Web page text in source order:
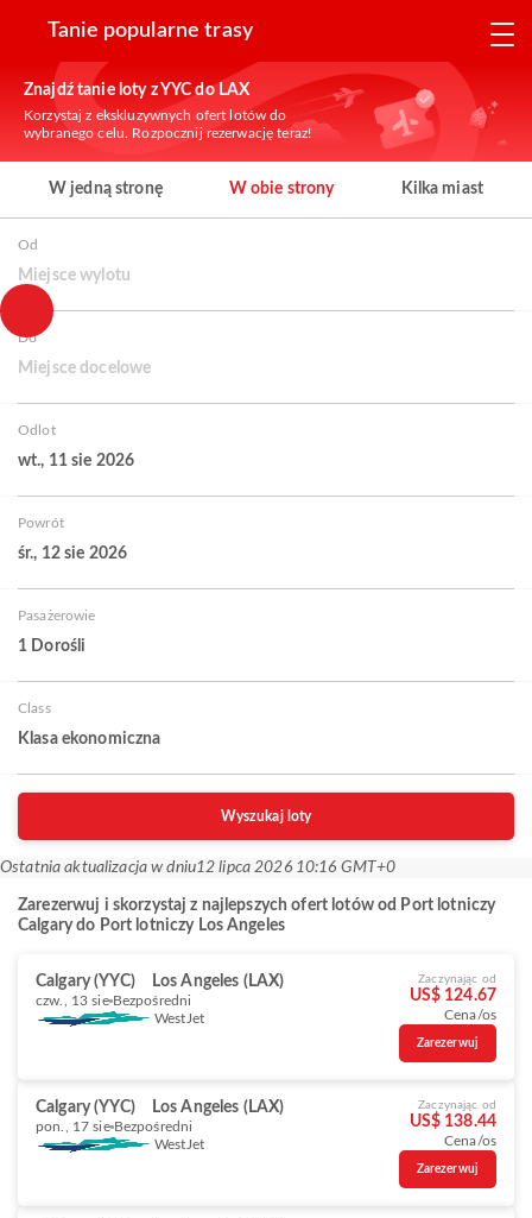
Tanie popularne trasy
Znajdź tanie loty z YYC do LAX
Korzystaj z ekskluzywnych ofert lotów do
wybranego celu. Rozpocznij rezerwację teraz!
W jedną stronę W obie strony Kilka miast
Od
Miejsce wylotu
Do
Miejsce docelowe
Odlot
wt., 11 sie 2026
Powrót
śr., 12 sie 2026
Pasażerowie
1 Dorośli
Class
Klasa ekonomiczna
Wyszukaj loty
Ostatnia aktualizacja w dniu12 lipca 2026 10:16 GMT+0
Zarezerwuj i skorzystaj z najlepszych ofert lotów od Port lotniczy
Calgary do Port lotniczy Los Angeles
Calgary (YYC) Los Angeles (LAX)
czw., 13 sie Bezpośredni
WestJet
Zaczynając od
US$ 124.67
Cena/os
Zarezerwuj
Calgary (YYC) Los Angeles (LAX)
pon., 17 sie Bezpośredni
WestJet
Zaczynając od
US$ 138.44
Cena/os
Zarezerwuj